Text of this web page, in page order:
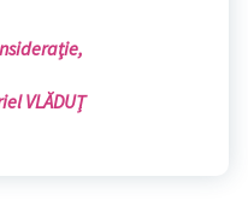
VLĂDUŢ